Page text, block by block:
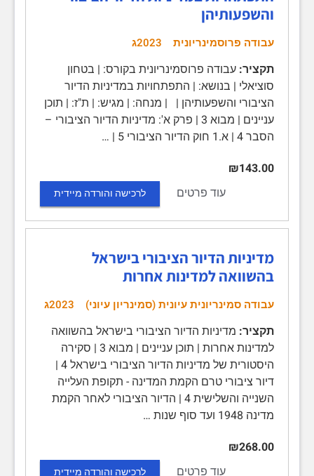
והשפעותיהן
עבודה פרוסמינריונית 2023ג
תקציר: עבודה פרוסמינריונית בקורס: | בטחון
סוציאלי | בנושא: | התפתחויות במדיניות הדיור
הציבורי והשפעותיהן | | מנחה: | מגיש: | ת"ז: | תוכן
עניינים | מבוא 3 | פרק א': מדיניות הדיור הציבורי –
הסבר 4 | א.1 חוק הדיור הציבורי 5 | …
₪143.00
עוד פרטים
לרכישה והורדה מיידית
מדיניות הדיור הציבורי בישראל
בהשוואה למדינות אחרות
עבודה סמינריונית עיונית (סמינריון עיוני) 2023ג
תקציר: מדיניות הדיור הציבורי בישראל בהשוואה
למדינות אחרות | תוכן עניינים | מבוא 3 | סקירה
היסטורית של מדיניות הדיור הציבורי בישראל 4 |
דיור ציבורי טרם הקמת המדינה - תקופת העלייה
השנייה והשלישית 4 | הדיור הציבורי לאחר הקמת
מדינה 1948 ועד סוף שנות …
₪268.00
עוד פרטים
לרכישה והורדה מיידית